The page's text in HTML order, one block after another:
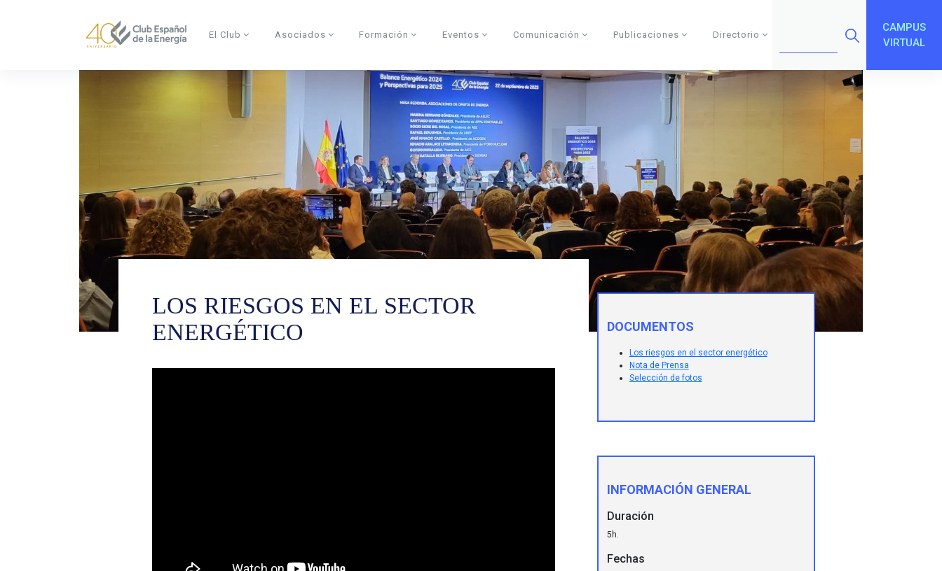
El Club Asociados Formación Eventos Comunicación Publicaciones Directorio
CAMPUS
VIRTUAL
LOS RIESGOS EN EL SECTOR
ENERGÉTICO
DOCUMENTOS
Los riesgos en el sector energético
Nota de Prensa
Selección de fotos
INFORMACIÓN GENERAL
Duración
5h.
Fechas